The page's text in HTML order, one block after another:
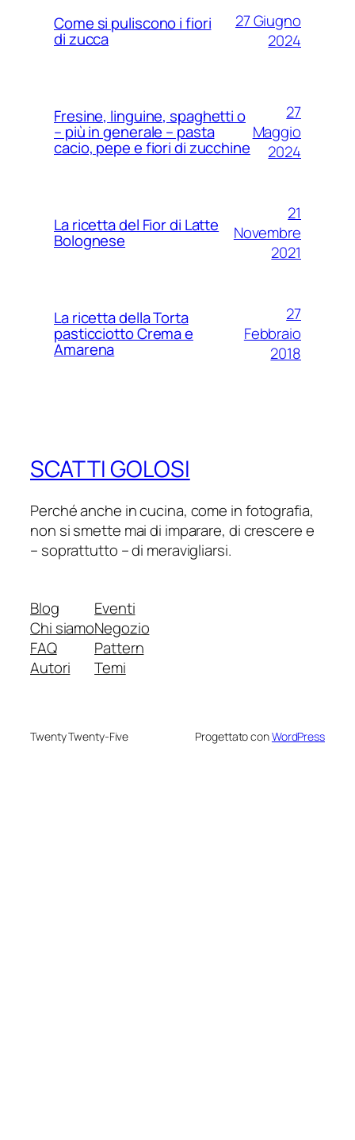
Come si puliscono i fiori
di zucca
27 Giugno
2024
Fresine, linguine, spaghetti o
– più in generale – pasta
cacio, pepe e fiori di zucchine
27
Maggio
2024
La ricetta del Fior di Latte
Bolognese
21
Novembre
2021
La ricetta della Torta
pasticciotto Crema e
Amarena
27
Febbraio
2018
SCATTI GOLOSI
Perché anche in cucina, come in fotografia,
non si smette mai di imparare, di crescere e
– soprattutto – di meravigliarsi.
Blog
Chi siamo
FAQ
Autori
Eventi
Negozio
Pattern
Temi
Twenty Twenty-Five Progettato conWordPress